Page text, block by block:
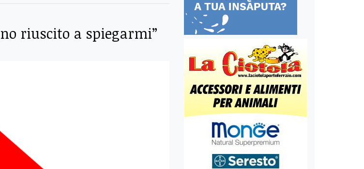
riuscito a spiegarmi”